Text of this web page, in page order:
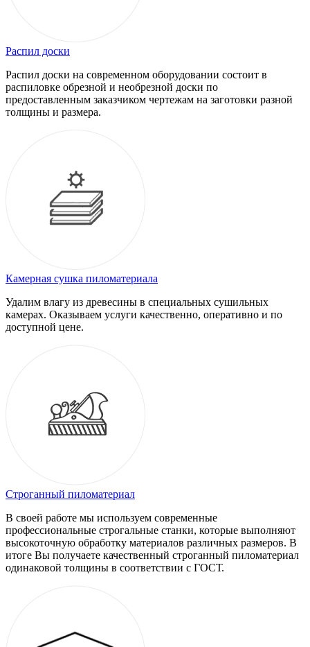
Распил доски
Распил доски на современном оборудовании состоит в
распиловке обрезной и необрезной доски по
предоставленным заказчиком чертежам на заготовки разной
толщины и размера.
Камерная сушка пиломатериала
Удалим влагу из древесины в специальных сушильных
камерах. Оказываем услуги качественно, оперативно и по
доступной цене.
Строганный пиломатериал
В своей работе мы используем современные
профессиональные строгальные станки, которые выполняют
высокоточную обработку материалов различных размеров. В
итоге Вы получаете качественный строганный пиломатериал
одинаковой толщины в соответствии с ГОСТ.